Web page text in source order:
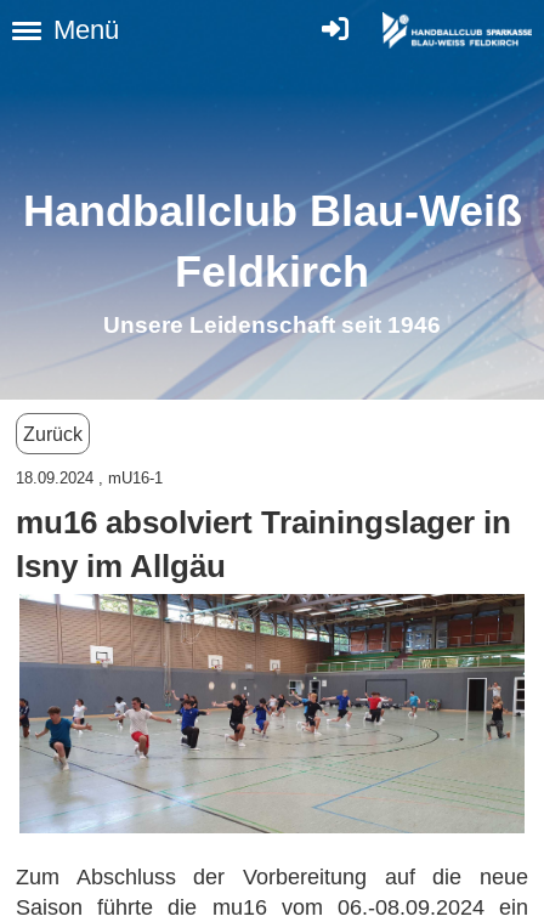
Menü
Handballclub Blau-Weiß
Feldkirch
Unsere Leidenschaft seit 1946
Zurück
18.09.2024 , mU16-1
mu16 absolviert Trainingslager in
Isny im Allgäu
Zum Abschluss der Vorbereitung auf die neue
Saison führte die mu16 vom 06.-08.09.2024 ein